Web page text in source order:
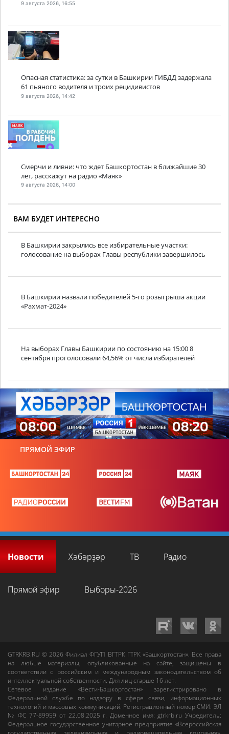
9 августа 2026, 16:55
Опасная статистика: за сутки в Башкирии ГИБДД задержала
61 пьяного водителя и троих рецидивистов
9 августа 2026, 14:42
Смерчи и ливни: что ждет Башкортостан в ближайшие 30
лет, расскажут на радио «Маяк»
9 августа 2026, 14:00
ВАМ БУДЕТ ИНТЕРЕСНО
В Башкирии закрылись все избирательные участки:
голосование на выборах Главы республики завершилось
В Башкирии назвали победителей 5-го розыгрыша акции
«Рахмат-2024»
На выборах Главы Башкирии по состоянию на 15:00 8
сентября проголосовали 64,56% от числа избирателей
ПРЯМОЙ ЭФИР
Новости Хәбәрҙәр ТВ Радио
Прямой эфир Выборы-2026
GTRKRB.RU © 2026Филиал ФГУП ВГТРК ГТРК «Башкортостан». Все права
на любые материалы, опубликованные на сайте, защищены в
соответствии с российским и международным законодательством об
интеллектуальной собственности. Для лиц старше 16 лет.
Сетевое издание «Вести-Башкортостан»зарегистрировано в
Федеральной службе по надзору в сфере связи, информационных
технологий и массовых коммуникаций. Регистрационный номер СМИ: ЭЛ
№ ФС 77-89959 от 22.08.2025 г. Доменное имя:gtrkrb.ru Учредитель:
Федеральное государственное унитарное предприятие «Всероссийская